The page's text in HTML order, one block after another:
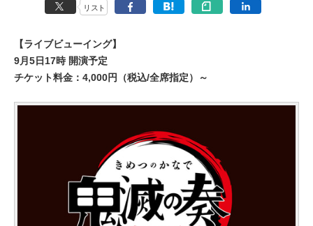
リスト
【ライブビューイング】
9月5日17時 開演予定
チケット料金：4,000円（税込/全席指定）～